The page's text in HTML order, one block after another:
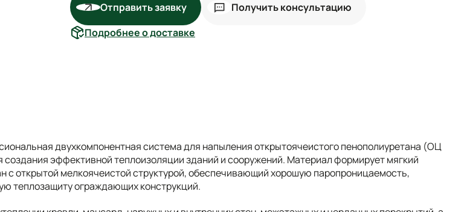
Отправить заявку
Получить консультацию
Подробнее о доставке
двухкомпонентная система для напыления открытоячеистого пенополиуретана (ОЦ
эффективной теплоизоляции зданий и сооружений. Материал формирует мягкий
с открытой мелкоячеистой структурой, обеспечивающий хорошую паропроницаемость,
теплозащиту ограждающих конструкций.